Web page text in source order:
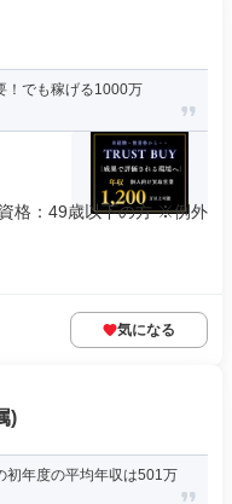
！でも稼げる1000万
格：49歳以下の方 ※例外
気になる
)
初年度の平均年収は501万